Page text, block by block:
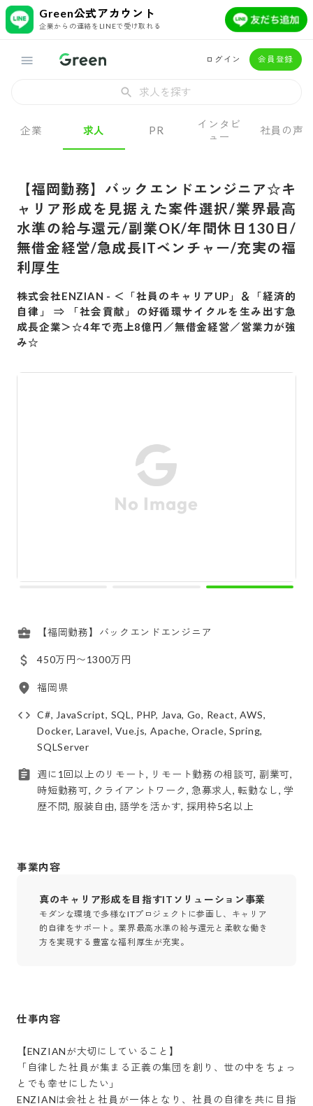
Green公式アカウント
企業からの連絡をLINEで受け取れる
ログイン 会員登録
求人を探す
企業 求人 PR
インタビ
ュー
社員の声
【福岡勤務】バックエンドエンジニア☆キ
ャリア形成を見据えた案件選択/業界最高
水準の給与還元/副業OK/年間休日130日/
無借金経営/急成長ITベンチャー/充実の福
利厚生
株式会社ENZIAN - ＜「社員のキャリアUP」＆「経済的
自律」 ⇒ 「社会貢献」の好循環サイクルを生み出す急
成長企業＞☆4年で売上8億円／無借金経営／営業力が強
み☆
【福岡勤務】バックエンドエンジニア
450万円〜1300万円
福岡県
C#, JavaScript, SQL, PHP, Java, Go, React, AWS,
Docker, Laravel, Vue.js, Apache, Oracle, Spring,
SQLServer
週に1回以上のリモート, リモート勤務の相談可, 副業可,
時短勤務可, クライアントワーク, 急募求人, 転勤なし, 学
歴不問, 服装自由, 語学を活かす, 採用枠5名以上
事業内容
真のキャリア形成を目指すITソリューション事業
モダンな環境で多様なITプロジェクトに参画し、キャリア
的自律をサポート。業界最高水準の給与還元と柔軟な働き
方を実現する豊富な福利厚生が充実。
仕事内容
【ENZIANが大切にしていること】
「自律した社員が集まる正義の集団を創り、世の中をちょっ
とでも幸せにしたい」
ENZIANは会社と社員が一体となり、社員の自律を共に目指